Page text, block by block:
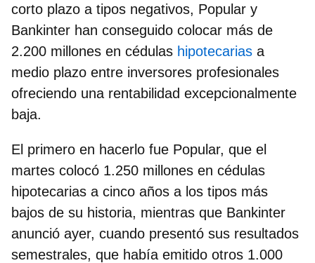
corto plazo a tipos negativos, Popular y
Bankinter han conseguido colocar más de
2.200 millones en cédulas hipotecarias a
medio plazo entre inversores profesionales
ofreciendo una rentabilidad excepcionalmente
baja.
El primero en hacerlo fue Popular, que el
martes colocó 1.250 millones en cédulas
hipotecarias a cinco años a los tipos más
bajos de su historia, mientras que Bankinter
anunció ayer, cuando presentó sus resultados
semestrales, que había emitido otros 1.000